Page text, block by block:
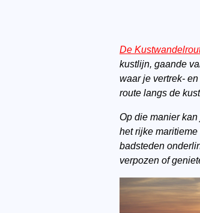
De
kustlijn, gaande
waar je vertrek-
route langs de
Op die manier
het rijke
badsteden
verpozen of